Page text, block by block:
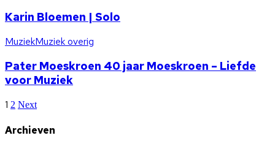
Karin Bloemen | Solo
MuziekMuziek overig
Pater Moeskroen 40 jaar Moeskroen – Liefde
voor Muziek
1 2 Next
Archieven